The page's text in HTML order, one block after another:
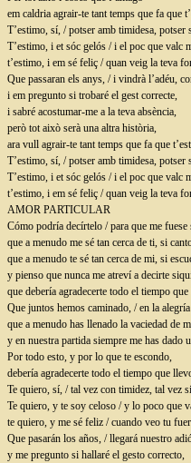
em caldria agrair-te tant temps que fa que
T’estimo, sí, / potser amb timidesa, potser
T’estimo, i et sóc gelós / i el poc que valc
t’estimo, i em sé feliç / quan veig la teva
Que passaran els anys, / i vindrà l’adéu,
i em pregunto si trobaré el gest correcte,
i sabré acostumar-me a la teva absència,
però tot això serà una altra història,
ara vull agrair-te tant temps que fa que
T’estimo, sí, / potser amb timidesa, potser
T’estimo, i et sóc gelós / i el poc que valc
t’estimo, i em sé feliç / quan veig la teva
AMOR PARTICULAR
Cómo podría decírtelo / para que me
que a menudo me sé tan cerca de ti, si
que a menudo te sé tan cerca de mi, si
y pienso que nunca me atreví a decirte
que debería agradecerte todo el tiempo
Que juntos hemos caminado, / en la
que a menudo has llenado la vaciedad de
y en nuestra partida siempre me has dado
Por todo esto, y por lo que te escondo,
debería agradecerte todo el tiempo que
Te quiero, sí, / tal vez con timidez, tal vez
Te quiero, y te soy celoso / y lo poco que
te quiero, y me sé feliz / cuando veo tu
Que pasarán los años, / llegará nuestro
y me pregunto si hallaré el gesto correcto,